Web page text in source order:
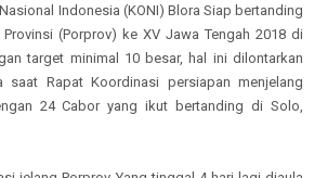
Indonesia (KONI) Blora Siap bertanding
(Porprov) ke XV Jawa Tengah 2018 di
target minimal 10 besar, hal ini dilontarkan
saat Rapat Koordinasi persiapan menjelang
24 Cabor yang ikut bertanding di Solo,